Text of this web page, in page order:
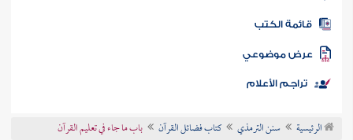
المكتبة
الكتب
موضوعي
تراجم الأعلام
الرئيسية سنن الترمذي كتاب فضائل القرآن باب ما جاء في تعليم القرآن